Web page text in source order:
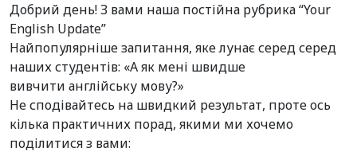
Добрий день! З вами наша постійна рубрика “Your
English Update”
Найпопулярніше запитання, яке лунає серед серед
наших студентів: «А як мені швидше
вивчити англійську мову?»
Не сподівайтесь на швидкий результат, проте ось
кілька практичних порад, якими ми хочемо
поділитися з вами: